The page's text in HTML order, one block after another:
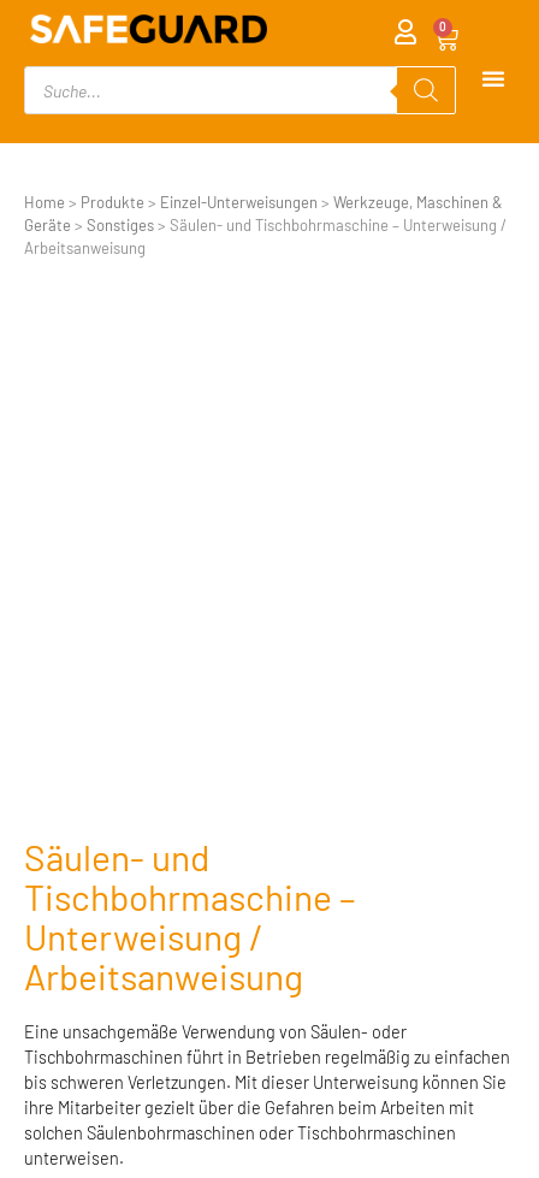
0
Home > Produkte > Einzel-Unterweisungen > Werkzeuge, Maschinen &
Geräte > Sonstiges> Säulen- und Tischbohrmaschine – Unterweisung /
Arbeitsanweisung
Säulen- und
Tischbohrmaschine –
Unterweisung /
Arbeitsanweisung
Eine unsachgemäße Verwendung von Säulen- oder
Tischbohrmaschinen führt in Betrieben regelmäßig zu einfachen
bis schweren Verletzungen. Mit dieser Unterweisung können Sie
ihre Mitarbeiter gezielt über die Gefahren beim Arbeiten mit
solchen Säulenbohrmaschinen oder Tischbohrmaschinen
unterweisen.